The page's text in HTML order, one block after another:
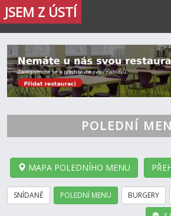
JSEM Z ÚSTÍ
POLEDNÍ
MAPA POLEDNÍHO MENU
SNÍDANĚ POLEDNÍ MENU BURGERY